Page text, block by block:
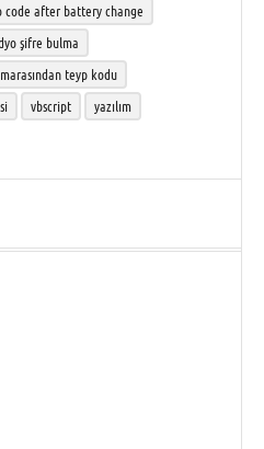
code after battery change
şifre bulma
teyp kodu
vbscript yazılım